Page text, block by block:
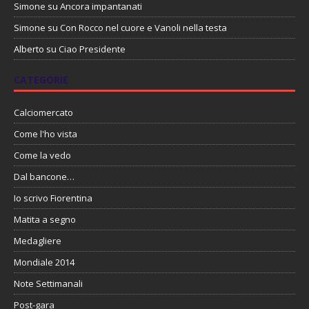
Simone su Ancora impantanati
Simone su Con Rocco nel cuore e Vanoli nella testa
Alberto su Ciao Presidente
CATEGORIE
Calciomercato
Come l'ho vista
Come la vedo
Dal bancone…
Io scrivo Fiorentina
Matita a segno
Medagliere
Mondiale 2014
Note Settimanali
Post-gara